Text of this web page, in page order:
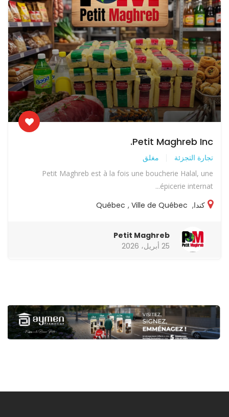
Petit Maghreb Inc.
تجارة التجزئة مغلق
Petit Maghreb est à la fois une boucherie Halal, une
épicerie internat...
كندا,
Québec , Ville de Québec
Petit Maghreb
25 أبريل، 2026